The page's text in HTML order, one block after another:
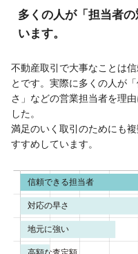
多くの人が「担当者
います。
不動産取引で大事なことは
とです。実際に多くの人が
さ」などの営業担当者を理
した。
満足のいく取引のためにも
すすめしています。